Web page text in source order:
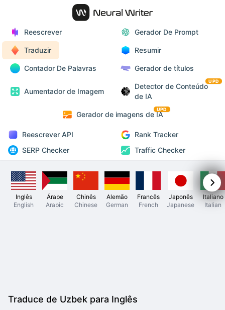
Reescrever Gerador De Prompt
Traduzir Resumir
Contador De Palavras Gerador de títulos
Aumentador de Imagem
Detector de Conteúdo
de IA
UPD
Gerador de imagens de IA
UPD
Reescrever API
Rank Tracker
SERP Checker
Traffic Checker
Inglês
English
Árabe
Arabic
Chinês
Chinese
Alemão
German
Francês
French
Japonês
Japanese
Italiano
Italian
Traduce de Uzbek para Inglês